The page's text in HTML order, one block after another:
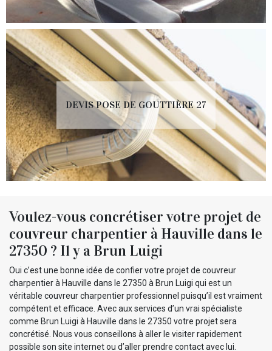
DEVIS POSE DE GOUTTIÈRE 27
Voulez-vous concrétiser votre projet de
couvreur charpentier à Hauville dans le
27350 ? Il y a Brun Luigi
Oui c’est une bonne idée de confier votre projet de couvreur
charpentier à Hauville dans le 27350 à Brun Luigi qui est un
véritable couvreur charpentier professionnel puisqu’il est vraiment
compétent et efficace. Avec aux services d’un vrai spécialiste
comme Brun Luigi à Hauville dans le 27350 votre projet sera
concrétisé. Nous vous conseillons à aller le visiter rapidement
possible son site internet ou d’aller prendre contact avec lui.